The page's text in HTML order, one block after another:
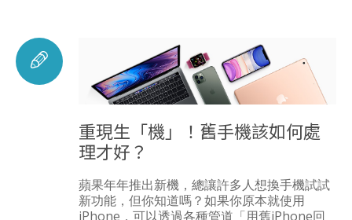
重現生「機」！舊手機該如何處
理才好？
蘋果年年推出新機，總讓許多人想換手機試試
新功能，但你知道嗎？如果你原本就使用
iPhone，可以透過各種管道「用舊iPhone回